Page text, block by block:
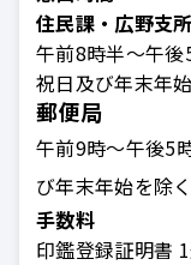
住民課・広野支
午前8時半～午後
祝日及び年末年始
郵便局
午前9時～午後5
び年末年始を除く
手数料
印鑑登録証明書